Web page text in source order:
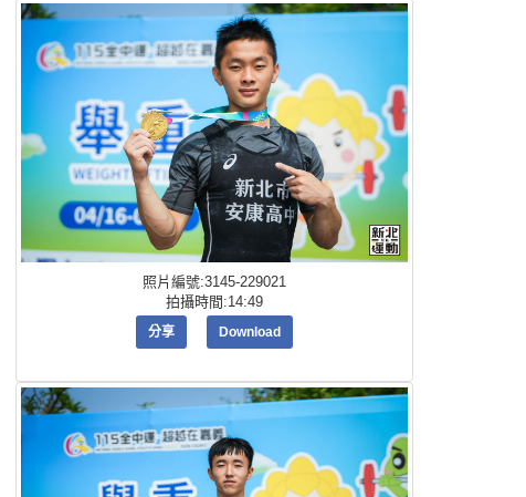
照片編號:3145-229021
拍攝時間:14:49
分享 Download